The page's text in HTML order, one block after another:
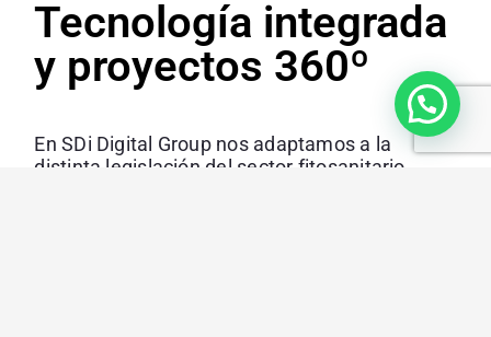
Tecnología integrada
y proyectos 360º
En SDi Digital Group nos adaptamos a la
distinta legislación del sector fitosanitario.